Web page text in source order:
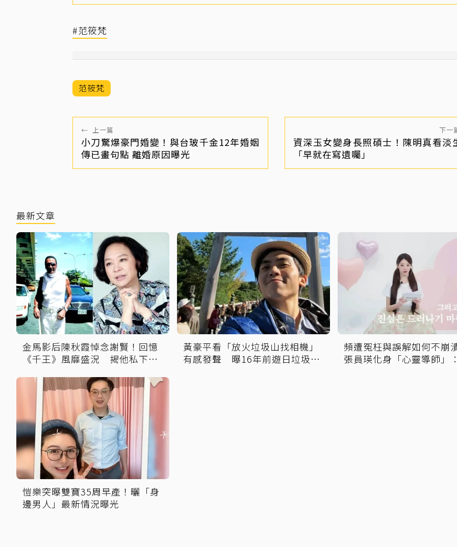
#范筱梵
范筱梵
← 上一篇
小刀驚爆豪門婚變！與台玻千金12年婚姻
傳已畫句點 離婚原因曝光
下一
資深玉女變身長照碩士！陳明真看淡
「早就在寫遺囑」
最新文章
金馬影后陳秋霞悼念謝賢！回憶
《千王》風靡盛況 揭他私下豪
黃豪平看「放火垃圾山找相機」
有感發聲 曝16年前遊日垃圾車
頻遭冤枉與誤解如何不崩
張員瑛化身「心靈導師」
愷樂突曝雙寶35周早產！曬「身
邊男人」最新情況曝光